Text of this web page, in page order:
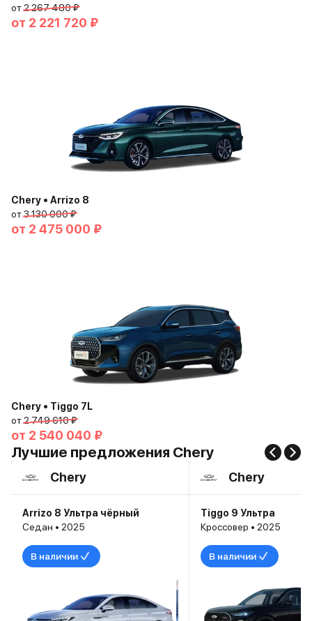
от2 267 480 ₽
от 2 221 720 ₽
Chery • Arrizo 8
от3 130 000 ₽
от 2 475 000 ₽
Chery • Tiggo 7L
от2 749 610 ₽
от 2 540 040 ₽
Лучшие предложения Chery
Chery
Arrizo 8 Ультра чёрный
Седан • 2025
В наличии
Chery
Tiggo 9 Ультра
Кроссовер • 2025
В наличии